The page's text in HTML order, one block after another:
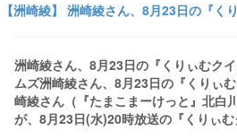
【洲崎綾】 洲崎綾さん、8月23日の『
洲崎綾さん、8月23日の『くりぃむク
ムズ洲崎綾さん、8月23日の『くりぃ
崎綾さん（『たまこまーけっと』北白
が、8月23日(水)20時放送の『くりぃ